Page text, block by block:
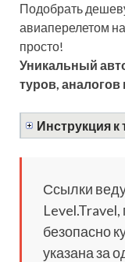
Подобрать
авиаперелетом
просто!
Уникальный
туров, аналогов
Инструкция к
Ссылки
безопасно
указана за